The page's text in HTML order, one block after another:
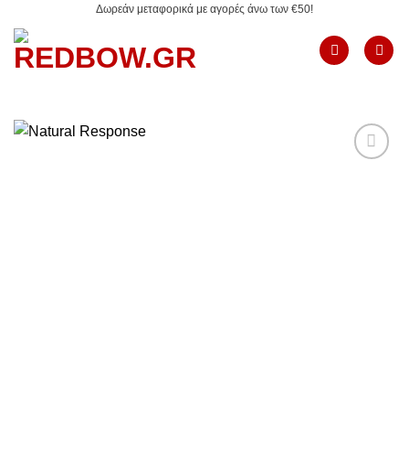
στο
περιεχόμενο
Δωρεάν μεταφορικά με αγορές άνω των €50!